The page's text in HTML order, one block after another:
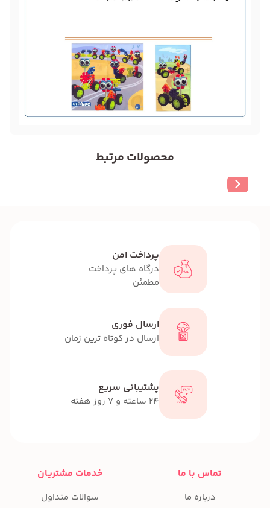
محصولات مرتبط
پرداخت امن
درگاه های پرداخت
مطمئن
ارسال فوری
ارسال در کوتاه ترین زمان
پشتیبانی سریع
24 ساعته و 7 روز هفته
تماس با ما
درباره ما
خدمات مشتریان
سوالات متداول